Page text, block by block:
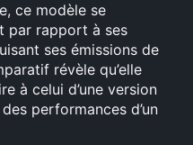
ce modèle se
par rapport à ses
ses émissions de
révèle qu’elle
à celui d’une version
performances d’un